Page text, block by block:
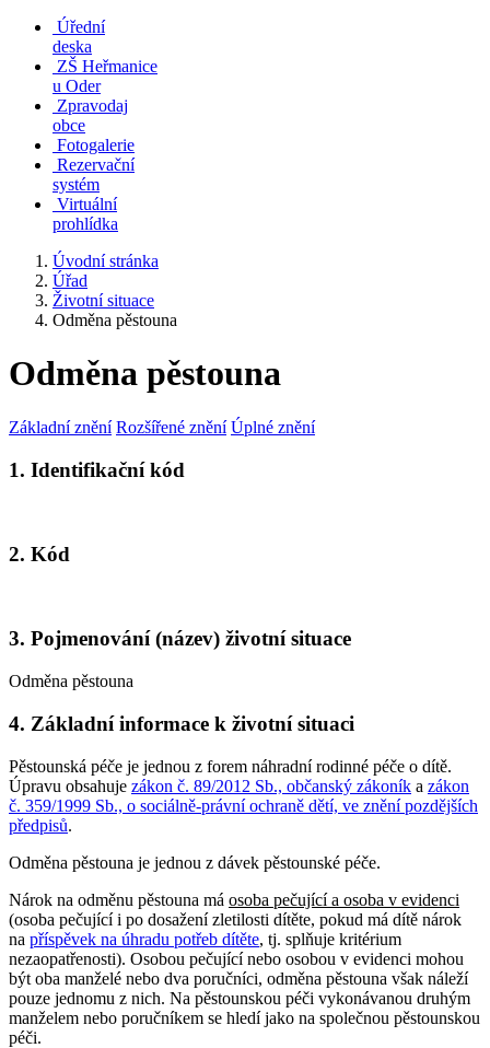
Úřední
deska
ZŠ Heřmanice
u Oder
Zpravodaj
obce
Fotogalerie
Rezervační
systém
Virtuální
prohlídka
Úvodní stránka
Úřad
Životní situace
Odměna pěstouna
Odměna pěstouna
Základní znění Rozšířené znění Úplné znění
1. Identifikační kód
2. Kód
3. Pojmenování (název) životní situace
Odměna pěstouna
4. Základní informace k životní situaci
Pěstounská péče je jednou z forem náhradní rodinné péče o dítě.
Úpravu obsahuje zákon č. 89/2012 Sb., občanský zákoník a zákon
č. 359/1999 Sb., o sociálně-právní ochraně dětí, ve znění pozdějších
předpisů.
Odměna pěstouna je jednou z dávek pěstounské péče.
Nárok na odměnu pěstouna má osoba pečující a osoba v evidenci
(osoba pečující i po dosažení zletilosti dítěte, pokud má dítě nárok
na příspěvek na úhradu potřeb dítěte, tj. splňuje kritérium
nezaopatřenosti). Osobou pečující nebo osobou v evidenci mohou
být oba manželé nebo dva poručníci, odměna pěstouna však náleží
pouze jednomu z nich. Na pěstounskou péči vykonávanou druhým
manželem nebo poručníkem se hledí jako na společnou pěstounskou
péči.